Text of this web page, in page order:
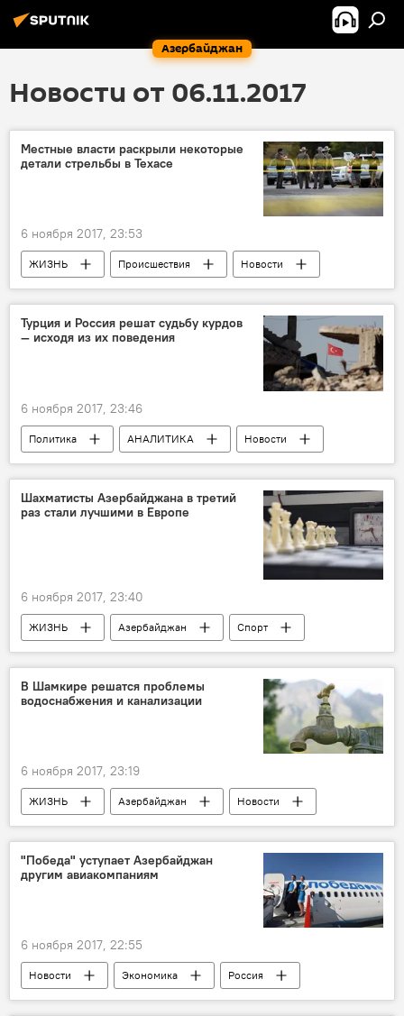
Азербайджан
Новости от 06.11.2017
Местные власти раскрыли некоторые
детали стрельбы в Техасе
6 ноября 2017, 23:53
ЖИЗНЬ Происшествия
Новости
Новости мира
Турция и Россия решат судьбу курдов
— исходя из их поведения
6 ноября 2017, 23:46
Политика АНАЛИТИКА
Новости
Новости мира
Сирия
Ирак
Юрий Мавашев
Шахматисты Азербайджана в третий
раз стали лучшими в Европе
6 ноября 2017, 23:40
ЖИЗНЬ Азербайджан
Спорт
Новости
В Шамкире решатся проблемы
водоснабжения и канализации
6 ноября 2017, 23:19
ЖИЗНЬ Азербайджан
Новости
Экономика
Шамкир
ОАО Azərsu
Финансирование
Водоснабжение
Канализация
"Победа" уступает Азербайджан
другим авиакомпаниям
6 ноября 2017, 22:55
Новости Экономика Россия